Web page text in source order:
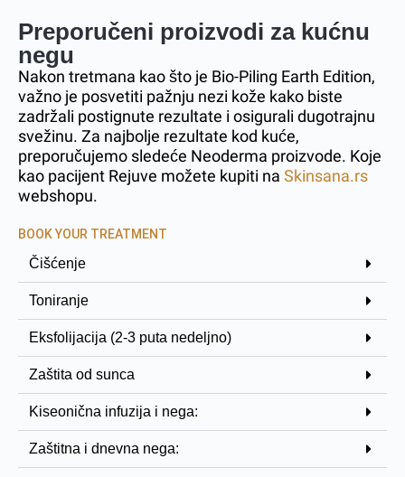
Preporučeni proizvodi za kućnu
negu
Nakon tretmana kao što je Bio-Piling Earth Edition,
važno je posvetiti pažnju nezi kože kako biste
zadržali postignute rezultate i osigurali dugotrajnu
svežinu. Za najbolje rezultate kod kuće,
preporučujemo sledeće Neoderma proizvode. Koje
kao pacijent Rejuve možete kupiti na Skinsana.rs
webshopu.
BOOK YOUR TREATMENT
Čišćenje
Toniranje
Eksfolijacija (2-3 puta nedeljno)
Zaštita od sunca
Kiseonična infuzija i nega:
Zaštitna i dnevna nega: